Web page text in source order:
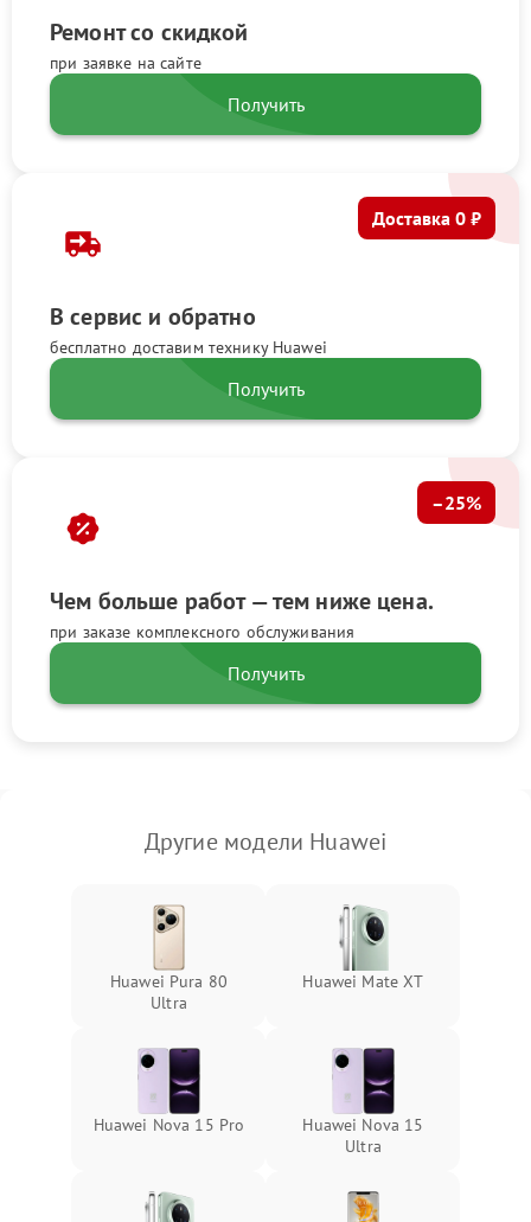
Ремонт со скидкой
при заявке на сайте
Получить
В сервис и обратно
бесплатно доставим технику Huawei
Доставка 0 ₽
Получить
Чем больше работ — тем ниже цена.
при заказе комплексного обслуживания
–25%
Получить
Другие модели Huawei
Huawei Pura 80
Ultra
Huawei Mate XT
Huawei Nova 15 Pro
Huawei Nova 15
Ultra